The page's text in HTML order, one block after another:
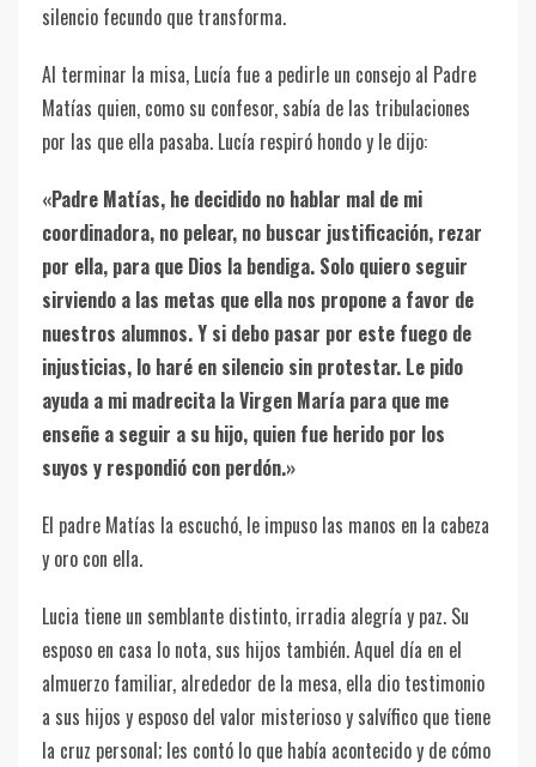
silencio fecundo que transforma.
Al terminar la misa, Lucía fue a pedirle un consejo al Padre
Matías quien, como su confesor, sabía de las tribulaciones
por las que ella pasaba. Lucía respiró hondo y le dijo:
«Padre Matías, he decidido no hablar mal de mi
coordinadora, no pelear, no buscar justificación, rezar
por ella, para que Dios la bendiga. Solo quiero seguir
sirviendo a las metas que ella nos propone a favor de
nuestros alumnos. Y si debo pasar por este fuego de
injusticias, lo haré en silencio sin protestar. Le pido
ayuda a mi madrecita la Virgen María para que me
enseñe a seguir a su hijo, quien fue herido por los
suyos y respondió con perdón.»
El padre Matías la escuchó, le impuso las manos en la cabeza
y oro con ella.
Lucia tiene un semblante distinto, irradia alegría y paz. Su
esposo en casa lo nota, sus hijos también. Aquel día en el
almuerzo familiar, alrededor de la mesa, ella dio testimonio
a sus hijos y esposo del valor misterioso y salvífico que tiene
la cruz personal; les contó lo que había acontecido y de cómo